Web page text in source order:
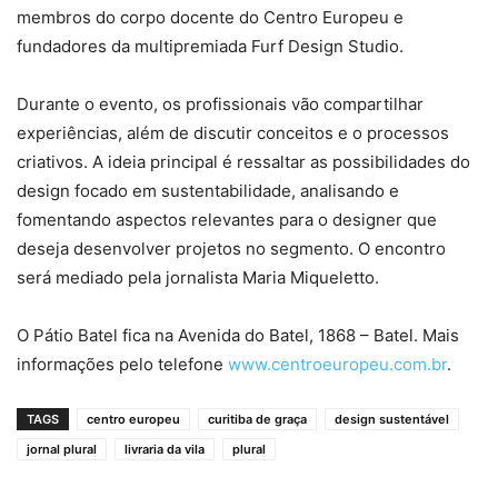
membros do corpo docente do Centro Europeu e
fundadores da multipremiada Furf Design Studio.
Durante o evento, os profissionais vão compartilhar
experiências, além de discutir conceitos e o processos
criativos. A ideia principal é ressaltar as possibilidades do
design focado em sustentabilidade, analisando e
fomentando aspectos relevantes para o designer que
deseja desenvolver projetos no segmento. O encontro
será mediado pela jornalista Maria Miqueletto.
O Pátio Batel fica na Avenida do Batel, 1868 – Batel. Mais
informações pelo telefone www.centroeuropeu.com.br.
TAGS centro europeu curitiba de graça
design sustentável
jornal plural
livraria da vila plural